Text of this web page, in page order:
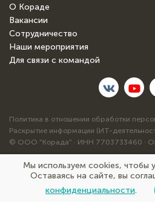
О Кораде
Вакансии
Сотрудничество
Наши мероприятия
Для связи с командой
Политика в отношении обработки
Раскрытие информации (ИТ-
© ООО "Корада" · ИНН 7703733460 ·
сайт сделан нами на
Мы используем cookies, чтобы
Оставаясь на сайте, вы
конфиденциальности.